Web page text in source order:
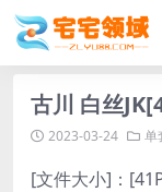
古川 白丝
2023-03-24 单
[文件大小]：